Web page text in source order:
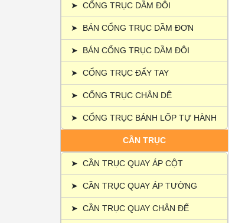
➤ CỔNG TRỤC DẦM ĐÔI
➤ BÁN CỔNG TRỤC DẦM ĐƠN
➤ BÁN CỔNG TRỤC DẦM ĐÔI
➤ CỔNG TRỤC ĐẨY TAY
➤ CỔNG TRỤC CHÂN DÊ
➤ CỔNG TRỤC BÁNH LỐP TỰ HÀNH
CẦN TRỤC
➤ CẦN TRỤC QUAY ÁP CỘT
➤ CẦN TRỤC QUAY ÁP TƯỜNG
➤ CẦN TRỤC QUAY CHÂN ĐẾ